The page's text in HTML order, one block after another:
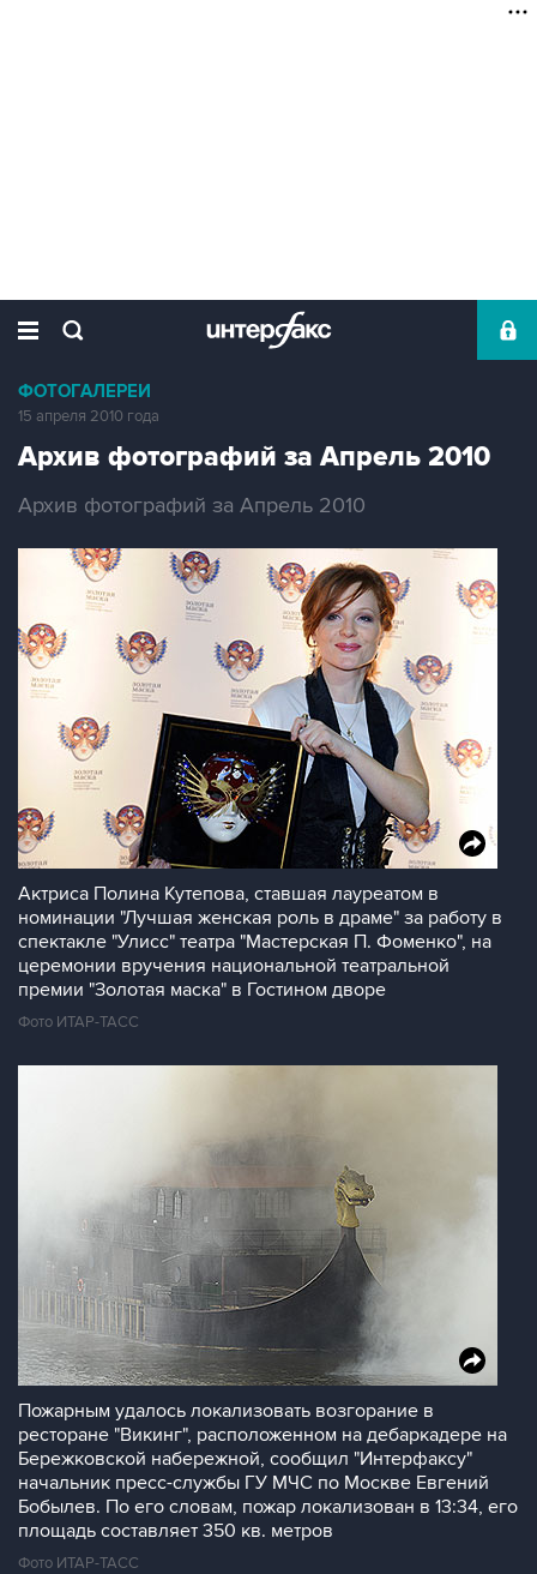
ФОТОГАЛЕРЕИ
15 апреля 2010 года
Архив фотографий за Апрель 2010
Архив фотографий за Апрель 2010
Актриса Полина Кутепова, ставшая лауреатом в
номинации "Лучшая женская роль в драме" за работу в
спектакле "Улисс" театра "Мастерская П. Фоменко", на
церемонии вручения национальной театральной
премии "Золотая маска" в Гостином дворе
Фото ИТАР-ТАСС
Пожарным удалось локализовать возгорание в
ресторане "Викинг", расположенном на дебаркадере на
Бережковской набережной, сообщил "Интерфаксу"
начальник пресс-службы ГУ МЧС по Москве Евгений
Бобылев. По его словам, пожар локализован в 13:34, его
площадь составляет 350 кв. метров
Фото ИТАР-ТАСС